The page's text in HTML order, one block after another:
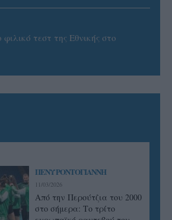
τεστ της Εθνικής στο
ΠΕΝΥ ΡΟΝΤΟΓΙΑΝΝΗ
11/03/2026
Από την Περούτζια του 2000
στο σήμερα: Tο τρίτο